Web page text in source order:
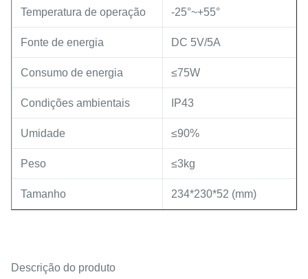
Temperatura de operação -25°~+55°
Fonte de energia DC 5V/5A
Consumo de energia ≤75W
Condições ambientais IP43
Umidade ≤90%
Peso ≤3kg
Tamanho 234*230*52 (mm)
Descrição do produto